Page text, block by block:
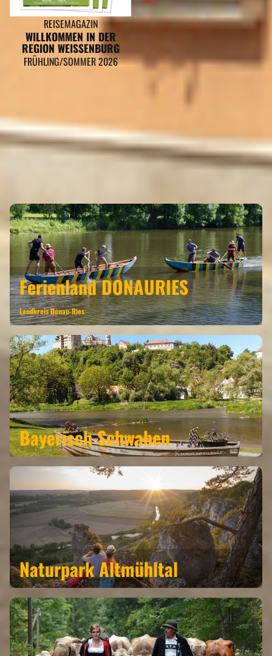
REGIONEN
ORTE
REISEMAGAZIN
WILLKOMMEN IN DER
REGION WEISSENBURG
FRÜHLING/SOMMER 2026
RAIN AM LECH GEHÖRT ZU DEN
FerienlandDONAURIES
Landkreis Donau-Ries
Bayerisch Schwaben
Naturpark Altmühltal